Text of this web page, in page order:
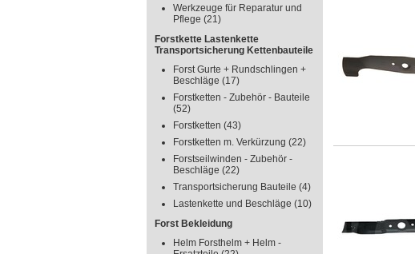
Werkzeuge für Reparatur und
Pflege (21)
Forstkette Lastenkette
Transportsicherung Kettenbauteile
Forst Gurte + Rundschlingen +
Beschläge (17)
Forstketten - Zubehör - Bauteile
(52)
Forstketten (43)
Forstketten m. Verkürzung (22)
Forstseilwinden - Zubehör -
Beschläge (22)
Transportsicherung Bauteile (4)
Lastenkette und Beschläge (10)
Forst Bekleidung
Helm Forsthelm + Helm -